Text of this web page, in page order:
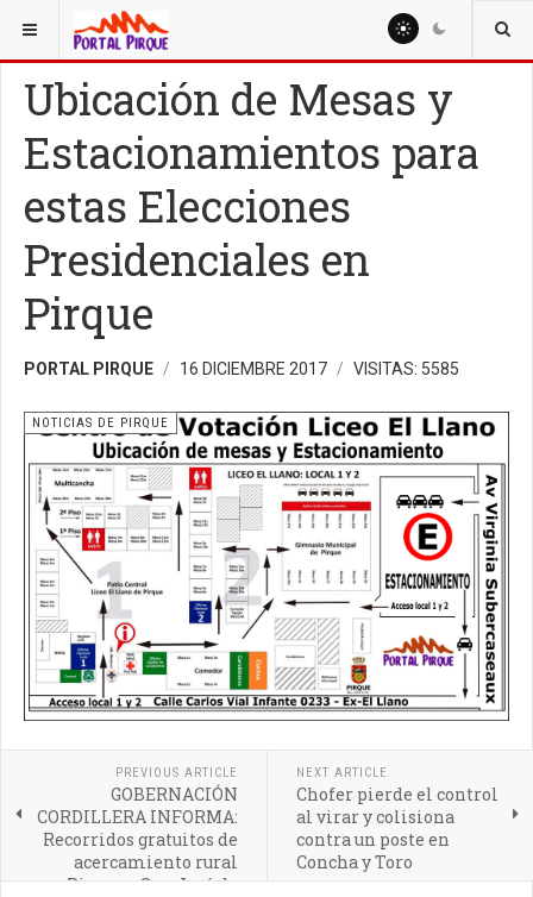
ESTÁ AQUÍ: NOTICIAS
Ubicación de Mesas y
Estacionamientos para
estas Elecciones
Presidenciales en
Pirque
PORTAL PIRQUE 16 DICIEMBRE 2017 VISITAS: 5585
NOTICIAS DE PIRQUE
PREVIOUS ARTICLE
GOBERNACIÓN
CORDILLERA INFORMA:
Recorridos gratuitos de
acercamiento rural
Pirque y San José de
NEXT ARTICLE
Chofer pierde el control
al virar y colisiona
contra un poste en
Concha y Toro